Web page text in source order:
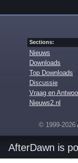
Sections:
Nieuws
Downloads
Top Downloads
Discussie
Vraag en
Nieuws2.nl
© 1999-2026
AfterDawn is